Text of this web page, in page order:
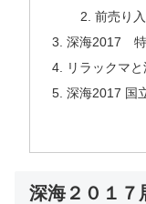
前売り
深海2017 特
リラックマ
深海2017 国
深海２０１